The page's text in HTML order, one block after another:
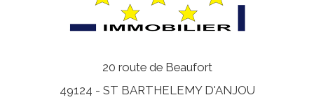
20 route de Beaufort
49124 - ST BARTHELEMY D'ANJOU